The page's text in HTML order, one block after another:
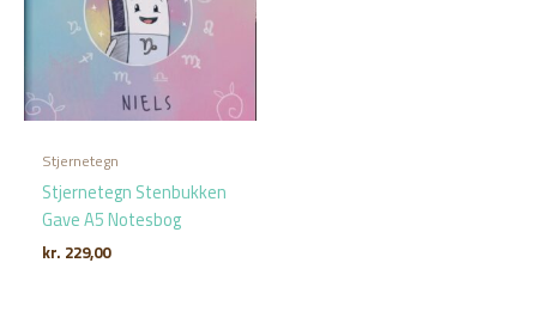
Stjernetegn
Stjernetegn Stenbukken
Gave A5 Notesbog
kr. 229,00